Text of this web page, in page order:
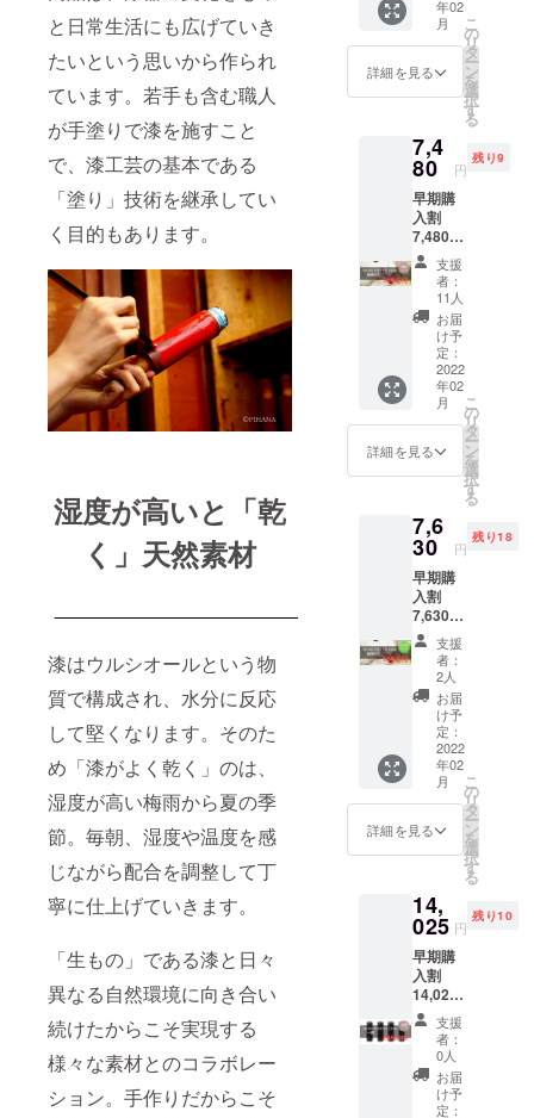
と日常生活にも広げていき
たいという思いから作られ
ています。若手も含む職人
が手塗りで漆を施すこと
で、漆工芸の基本である
「塗り」技術を継承してい
く目的もあります。
湿度が高いと「乾
く」天然素材
漆はウルシオールという物
質で構成され、水分に反応
して堅くなります。そのた
め「漆がよく乾く」のは、
湿度が高い梅雨から夏の季
節。毎朝、湿度や温度を感
じながら配合を調整して丁
寧に仕上げていきます。
「生もの」である漆と日々
異なる自然環境に向き合い
続けたからこそ実現する
様々な素材とのコラボレー
ション。手作りだからこそ
供（リ
緒に送
付） *1
上旬頃
発送予
定 *価格
には送
料が含
まれて
います
業者の
選択や
修理
サービ
シカル
なもの
づくり
に向け
た取り
組みに
差額2%
分を使
用いた
します
リター
ン：
URUSH
POKET
（絵柄
入り）
色、絵
柄をお
選びく
ださい *
色：漆
黒、朱
色、溜
柄： -
雪月花
- 日月
- 飛鶴
- 瓢
- 蜘蛛
ト回答
で
用カ
バー」
をご提
供（リ
ターン
品と一
緒に送
付） *1
月下
旬〜2月
上旬頃
回答で
「POK
ETLE専
用カ
ターン
品と一
付） *1
月下
旬〜2月
上旬頃
発送予
定 *価格
には送
料が含
まれて
いま
す。
（税
込）
【選ぶ
だけで
地球環
る、エ
シカル
コー
ス】 *通
常コー
ス
+2%（1
40円）
の代金
でお選
びいた
だける
コース
です *生
産から
配送に
至るま
算出
し、
ン・オ
フセッ
ト。
CO2排
出量を
実質ゼ
ロにし
ます *よ
りエコ
な配送
業者の
選択や
修理
サービ
シカル
なもの
づくり
に向け
た取り
組みに
差額2%
分を使
用いた
します
URUSH
年02
月
詳細を見る
こ
の
リ
タ
ー
ン
を
選
択
す
る
7,4
80 円
残り9
早期購
入割
7,480円
（税
込） -
15%OF
F 一般
販売価
格
8,800円
（税
込） リ
ター
ン：
URUSH
LE180
（絵柄
入り）
×1個 *
以下の
色、絵
柄をお
選びく
ださい *
色：漆
黒、朱
色、溜
柄： -
雪月花
- 日月
- 飛鶴
- 蜘蛛
ンケー
ト回答
「POK
ETLE専
用カ
バー」
をご提
供（リ
ターン
品と一
支援
者：
11人
お届
け予
定：
2022
年02
月
詳細を見る
こ
の
リ
タ
ー
ン
を
選
択
す
る
7,6
30 円
残り18
早期購
入割
7,630円
（税
込） -
15%OF
F 一般
販売価
格
8,800円
（税
込）
【選ぶ
だけで
地球環
る、エ
シカル
コー
ス】 *通
常コー
ス
+2%（1
50円）
の代金
でお選
びいた
だける
支援
者：
2人
お届
け予
定：
2022
年02
月
詳細を見る
こ
の
リ
タ
ー
ン
を
選
択
す
る
14,
025 円
残り10
早期購
入割
14,025
円（税
込） -
15%OF
F 一般
販売価
格
支援
者：
0人
お届
け予
定：